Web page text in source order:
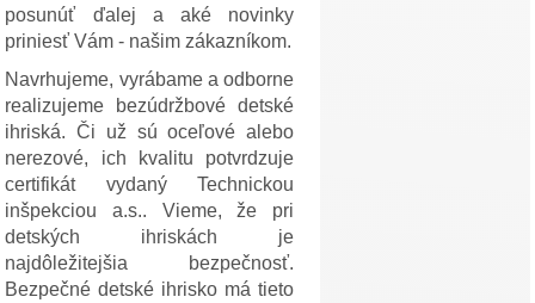
posunúť ďalej a aké novinky
priniesť Vám - našim zákazníkom.
Navrhujeme, vyrábame a odborne
realizujeme bezúdržbové detské
ihriská. Či už sú oceľové alebo
nerezové, ich kvalitu potvrdzuje
certifikát vydaný Technickou
inšpekciou a.s.. Vieme, že pri
detských ihriskách je
najdôležitejšia bezpečnosť.
Bezpečné detské ihrisko má tieto